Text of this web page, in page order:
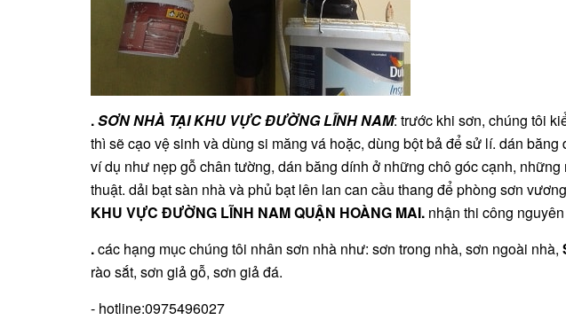
.SƠN NHÀ TẠI KHU VỰC ĐƯỜNG LĨNH NAM: trước khi sơn, chúng tôi
thì sẽ cạo vệ sinh và dùng si măng vá hoặc, dùng bột bả để sử lí. dán
ví dụ như nẹp gỗ chân tường, dán băng dính ở những chô góc cạnh,
thuật. dải bạt sàn nhà và phủ bạt lên lan can cầu thang để phòng sơn
KHU VỰC ĐƯỜNG LĨNH NAM QUẬN HOÀNG MAI. nhận thi công
.các hạng mục chúng tôi nhân sơn nhà như: sơn trong nhà, sơn ngoài nhà,
rào sắt, sơn giả gỗ, sơn giả đá.
- hotline:0975496027